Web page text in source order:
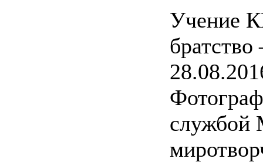
Учение
братство
службой